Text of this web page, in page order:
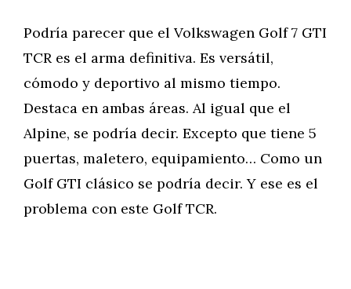
Podría parecer que el Volkswagen Golf 7 GTI
TCR es el arma definitiva. Es versátil,
cómodo y deportivo al mismo tiempo.
Destaca en ambas áreas. Al igual que el
Alpine, se podría decir. Excepto que tiene 5
puertas, maletero, equipamiento… Como un
Golf GTI clásico se podría decir. Y ese es el
problema con este Golf TCR.